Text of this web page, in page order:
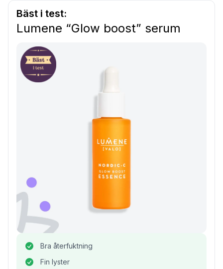
Bäst i test:
Lumene “Glow boost” serum
Bra återfuktning
Fin lyster